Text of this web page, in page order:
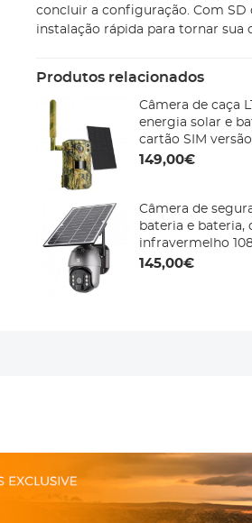
concluir a configuração. Com SD
instalação rápida para tornar sua
Produtos relacionados
Câmera de caça
energia solar e
cartão SIM
149,00€
Câmera de
bateria e bateria,
infravermelho
solcelle integrado
145,00€